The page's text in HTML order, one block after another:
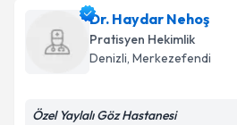
Takvim Talebini
Dr. Erlut Odabaş için randevu
oluşturun. Size bu uzmandan
takvim hazırlandığında e-
Dr. Haydar Nehoş
Pratisyen Hekimlik
Denizli, Merkezefendi
Özel Yaylalı Göz Hastanesi